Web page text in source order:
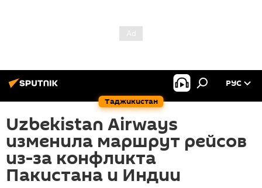
Таджикистан
РУС
Uzbekistan Airways
изменила маршрут рейсов
из-за конфликта
Пакистана и Индии